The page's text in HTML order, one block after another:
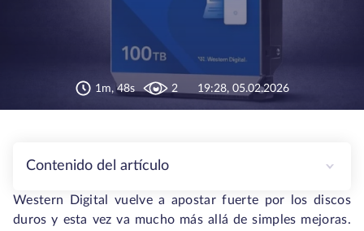
1m, 48s 2 19:28, 05.02.2026
Contenido del artículo
Western Digital vuelve a apostar fuerte por los discos
duros y esta vez va mucho más allá de simples mejoras.